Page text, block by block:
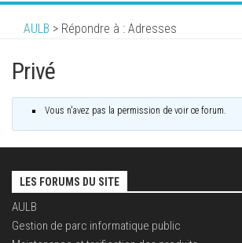
AULB > Répondre à : Adresses
Privé
Vous n'avez pas la permission de voir ce forum.
LES FORUMS DU SITE
AULB
Gestion de parc informatique public